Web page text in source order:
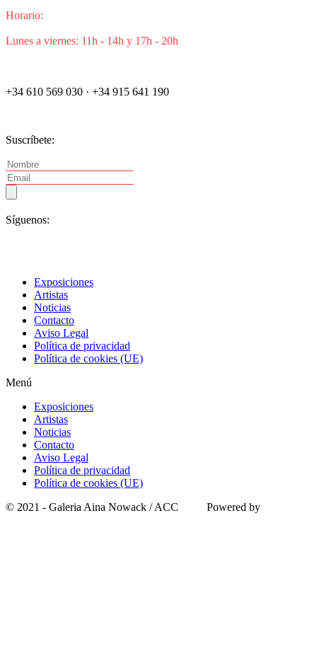
Horario:
Lunes a viernes: 11h - 14h y 17h - 20h
+34 610 569 030 · +34 915 641 190
Suscríbete:
Síguenos:
Exposiciones
Artistas
Noticias
Contacto
Aviso Legal
Política de privacidad
Política de cookies (UE)
Menú
Exposiciones
Artistas
Noticias
Contacto
Aviso Legal
Política de privacidad
Política de cookies (UE)
© 2021 - Galeria Aina Nowack / ACC Powered by